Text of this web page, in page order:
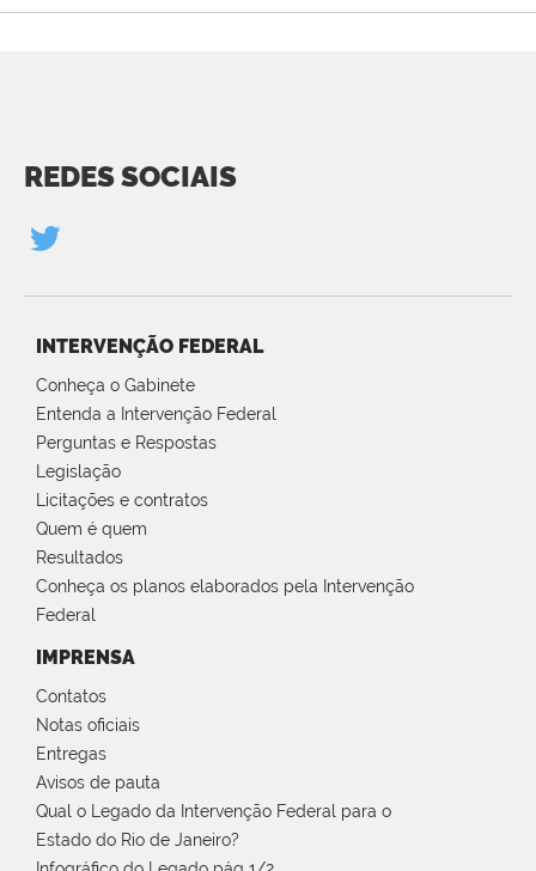
REDES SOCIAIS
INTERVENÇÃO FEDERAL
Conheça o Gabinete
Entenda a Intervenção Federal
Perguntas e Respostas
Legislação
Licitações e contratos
Quem é quem
Resultados
Conheça os planos elaborados pela Intervenção
Federal
IMPRENSA
Contatos
Notas oficiais
Entregas
Avisos de pauta
Qual o Legado da Intervenção Federal para o
Estado do Rio de Janeiro?